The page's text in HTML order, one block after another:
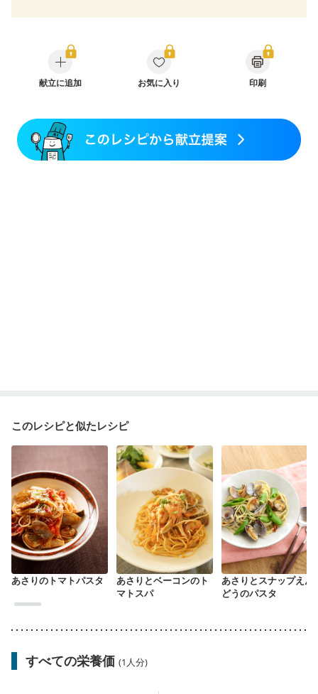
糖尿病性腎症（第１期）
糖尿病性腎症（第２期）
糖尿病性腎症（第３期）
CKD（ステージ１）
CKD（ステージ２）
CKD（ステージ３a）
乳がん治療を終えた方・経過観察中の方など
産後（ミルク）
骨折 骨粗しょう症
関節リウマチ
乾癬
貧血対策
献立に追加 お気に入り 印刷
このレシピと似たレシピ
あさりのトマトパスタ
あさりとベーコンのト
マトスパ
あさりとスナップえん
どうのパスタ
すべての栄養価 (1人分)